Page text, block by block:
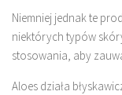
Niemniej jednak te
niektórych typów
stosowania, aby
Aloes działa